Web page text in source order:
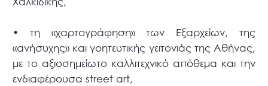
• τη «χαρτογράφηση» των Εξαρχείων, της
«ανήσυχης» και γοητευτικής γειτονιάς της Αθήνας,
με το αξιοσημείωτο καλλιτεχνικό απόθεμα και την
ενδιαφέρουσα street art,